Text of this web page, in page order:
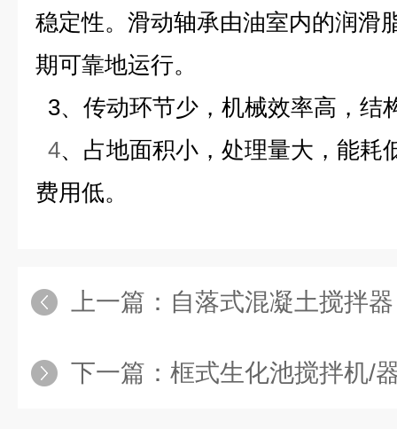
稳定性。滑动轴承由油室内的润滑
期可靠地运行。
3、传动环节少，机械效率高，结
4、占地面积小，处理量大，能耗
费用低。
上一篇： 自落式混凝土搅拌器
下一篇： 框式生化池搅拌机/